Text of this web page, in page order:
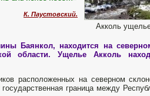
Акколь
К. Паустовский.
Баянкол, находится на
области. Ущелье Акколь
расположенных на северном
граница между